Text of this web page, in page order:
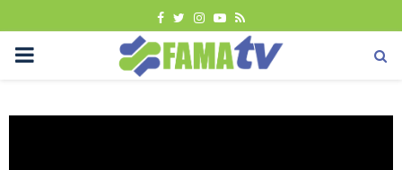
FACEBOOK
TWITTER
INSTAGRAM
YOUTUBE
RSS
PRIMARY